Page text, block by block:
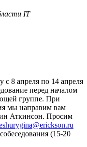
IT
с 8 апреля по 14 апреля
перед началом
группе. При
мы направим вам
Аткинсон. Просим
(15-20